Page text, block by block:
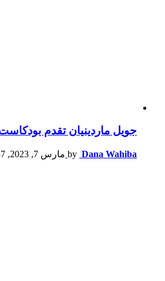
جويل ماردينيان تقدم
by Dana Wahiba مارس 7, 2023, 6:37 م